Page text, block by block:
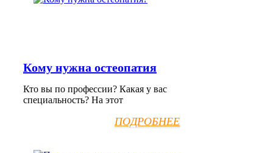
Кому нужна остеопатия
Кто вы по профессии? Какая у вас
специальность? На этот
ПОДРОБНЕЕ